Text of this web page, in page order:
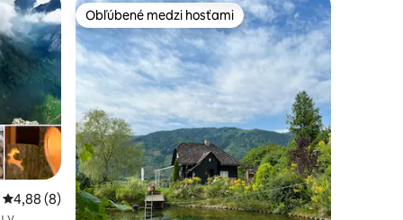
10
Priemerné ohodnotenie 4,88 z 5, počet hodnotení: 8
4,88 (8)
Obľúbené medzi hosťami
Obľúbené medzi hosťami